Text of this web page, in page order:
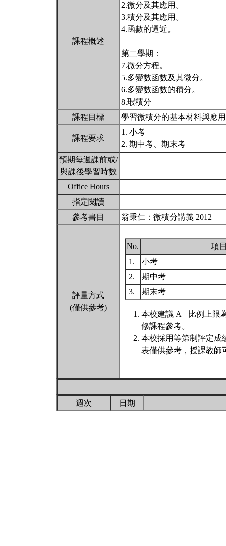
課程概述
2.微分及其應用。
3.積分及其應用。
4.函數的逼近。
第二學期：
7.微分方程。
5.多變數函數及其微分。
6.多變數函數的積分。
8.瑕積分
課程目標
學習微積分的基本材料與應
課程要求
1. 小考
2. 期中考、期末考
預期每週課前或/
與課後學習時數
Office Hours
指定閱讀
參考書目
翁秉仁：微積分講義 2012
評量方式
(僅供參考)
No.
項
1.
小考
2.
期中考
3.
期末考
本校建議 A+ 比例上限
修課程參考。
本校採用等第制評定成
表僅供參考，授課教師
週次 日期